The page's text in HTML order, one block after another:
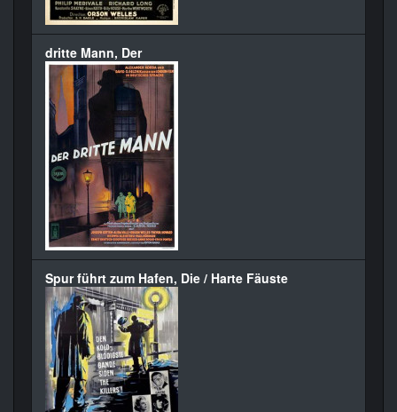
dritte Mann, Der
Spur führt zum Hafen, Die / Harte Fäuste